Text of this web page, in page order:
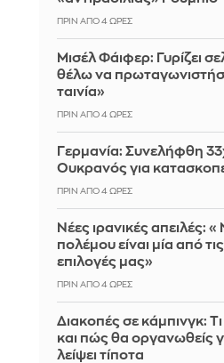
ΠΡΙΝ ΑΠΌ 4 ΏΡΕΣ
Μισέλ Φάιφερ: Γυρίζει
θέλω να
ταινία»
ΠΡΙΝ ΑΠΌ 4 ΏΡΕΣ
Γερμανία: Συνελήφθη
Ουκρανός για
ΠΡΙΝ ΑΠΌ 4 ΏΡΕΣ
Νέες ιρανικές απειλές:
πολέμου είναι μία από
επιλογές μας»
ΠΡΙΝ ΑΠΌ 4 ΏΡΕΣ
Διακοπές σε κάμπινγκ:
και πώς θα οργανωθείς
λείψει τίποτα